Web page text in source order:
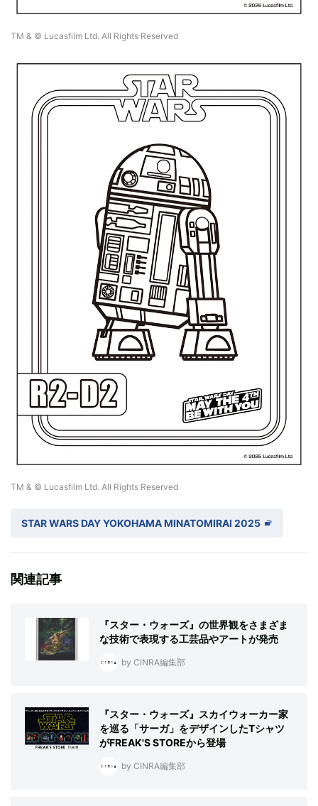
TM & © Lucasfilm Ltd. All Rights Reserved
TM & © Lucasfilm Ltd. All Rights Reserved
STAR WARS DAY YOKOHAMA MINATOMIRAI 2025
関連記事
『スター・ウォーズ』の世界観をさまざま
な技術で表現する工芸品やアートが発売
by CINRA編集部
『スター・ウォーズ』スカイウォーカー家
を巡る「サーガ」をデザインしたTシャツ
がFREAK'S STOREから登場
by CINRA編集部